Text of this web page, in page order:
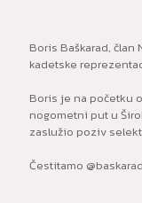
Boris Baškarad,
kadetske
Boris je na početku
nogometni put u
zaslužio poziv
Čestitamo